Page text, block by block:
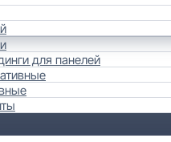
для панелей